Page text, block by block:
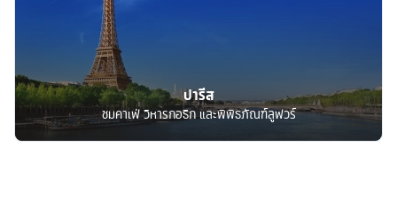
ปารีส
ชมคาเฟ่ วิหารกอธิก และพิพิธภัณฑ์ลูฟวร์